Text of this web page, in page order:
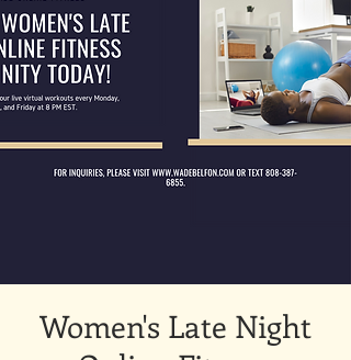
Women's Late Night